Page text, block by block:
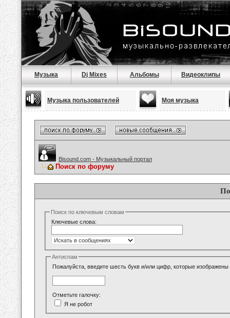
Музыка Dj Mixes Альбомы Видеоклипы
Музыка пользователей Моя музыка
Bisound.com - Музыкальный портал
Поиск по форуму
Поиск по ключевым словам
Ключевые слова:
Антиспам
Пожалуйста, введите шесть букв и/или цифр, которые изображены
Отметьте галочку:
Я не робот